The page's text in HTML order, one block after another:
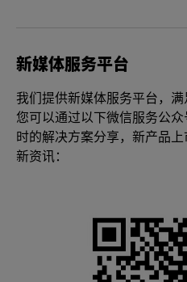
新媒体服务平台
我们提供新媒体服务平台，满
您可以通过以下微信服务公
时的解决方案分享，新产品
新资讯：